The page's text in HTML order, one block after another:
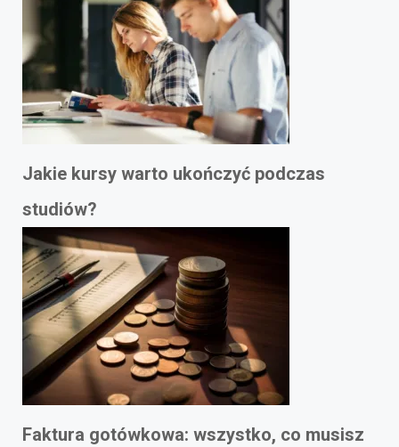
Jakie kursy warto ukończyć podczas
studiów?
Faktura gotówkowa: wszystko, co musisz